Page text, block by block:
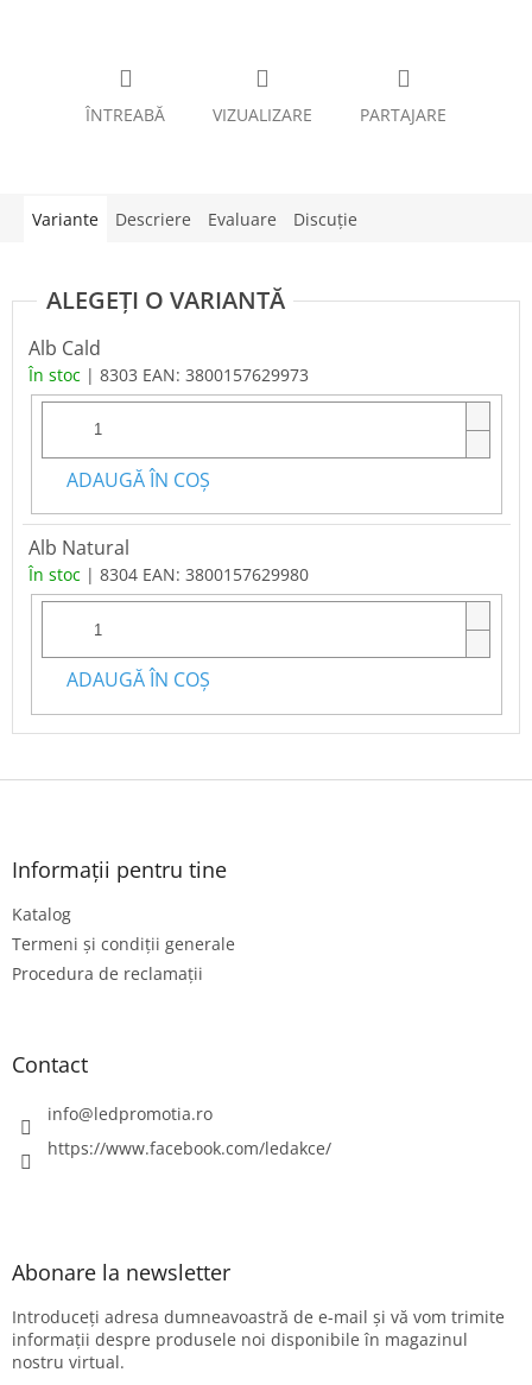
ÎNTREABĂ VIZUALIZARE PARTAJARE
Variante Descriere Evaluare Discuţie
Alb Cald
În stoc | 8303 EAN: 3800157629973
ADAUGĂ ÎN COŞ
Alb Natural
În stoc | 8304 EAN: 3800157629980
ADAUGĂ ÎN COŞ
S
Informații pentru tine
Katalog
Termeni și condiții generale
Procedura de reclamații
Contact
info@ledpromotia.ro
https://www.facebook.com/ledakce/
Abonare la newsletter
Introduceţi adresa dumneavoastră de e-mail şi vă vom trimite
informaţii despre produsele noi disponibile în magazinul
nostru virtual.